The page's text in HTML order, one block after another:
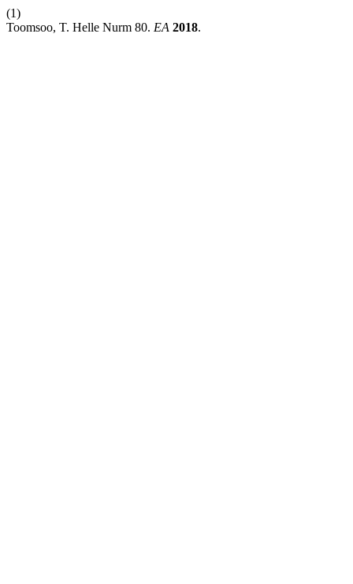
(1)
Toomsoo, T. Helle Nurm 80. EA 2018.